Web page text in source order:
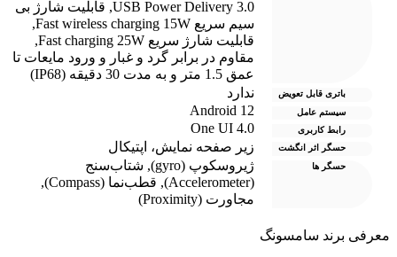
USB Power Delivery 3.0
,قابلیت شارژ بی
سیم سریع Fast wireless charging 15W
,
قابلیت شارژ سریع Fast charging 25W
,
مقاوم در برابر گرد و غبار و ورود مایعات تا
عمق 1.5 متر و به مدت 30 دقیقه (IP68)
باتری قابل تعویض ندارد
سیستم عامل Android 12
رابط کاربری One UI 4.0
حسگر اثر انگشت زیر صفحه نمایش، اپتیکال
حسگر ها ژیروسکوپ (gyro) ,شتاب‌سنج
,قطب‌نما (Compass)
,
مجاورت (Proximity)
برند سامسونگ